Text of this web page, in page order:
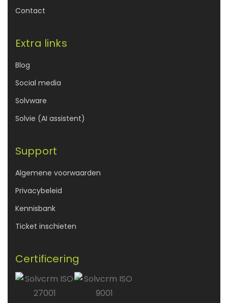
Contact
Extra links
Blog
Social media
Solvware
Solvie (AI assistent)
Support
Algemene voorwaarden
Privacybeleid
Kennisbank
Ticket inschieten
Certificering